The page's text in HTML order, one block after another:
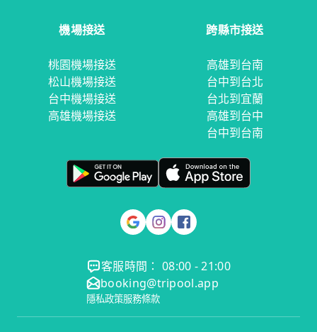
機場接送
桃園機場接送
松山機場接送
台中機場接送
高雄機場接送
跨縣市接送
高雄到台南
台中到台北
台北到宜蘭
高雄到台中
台中到台南
客服時間： 08:00 - 21:00
booking@tripool.app
隱私政策服務條款